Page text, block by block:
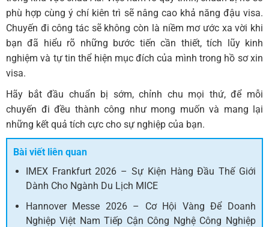
phù hợp cùng ý chí kiên trì sẽ nâng cao khả năng đậu visa.
Chuyến đi công tác sẽ không còn là niềm mơ ước xa vời khi
bạn đã hiểu rõ những bước tiến cần thiết, tích lũy kinh
nghiệm và tự tin thể hiện mục đích của mình trong hồ sơ xin
visa.
Hãy bắt đầu chuẩn bị sớm, chỉnh chu mọi thứ, để mỗi
chuyến đi đều thành công như mong muốn và mang lại
những kết quả tích cực cho sự nghiệp của bạn.
Bài viết liên quan
IMEX Frankfurt 2026 – Sự Kiện Hàng Đầu Thế Giới
Dành Cho Ngành Du Lịch MICE
Hannover Messe 2026 – Cơ Hội Vàng Để Doanh
Nghiệp Việt Nam Tiếp Cận Công Nghệ Công Nghiệp